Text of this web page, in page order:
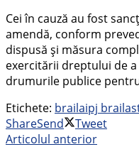
Cei în cauză au fost
amendă, conform
dispusă și măsura
exercitării dreptului de
drumurile publice
Etichete: brailaipj braila
ShareSend
Tweet
Articolul anterior